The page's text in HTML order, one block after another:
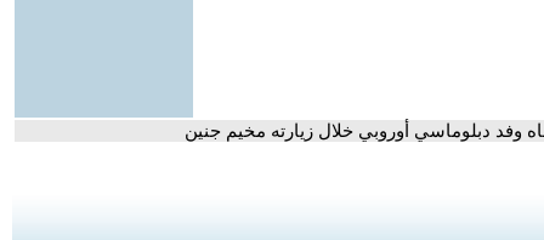
وفد دبلوماسي أوروبي خلال زيارته مخيم جنين